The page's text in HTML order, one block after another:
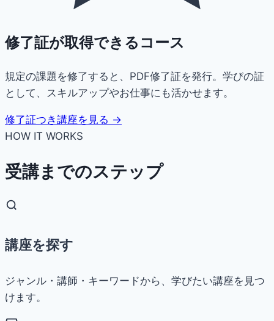
修了証が取得できるコース
規定の課題を修了すると、PDF修了証を発行。学びの証
として、スキルアップやお仕事にも活かせます。
修了証つき講座を見る →
HOW IT WORKS
受講までのステップ
講座を探す
ジャンル・講師・キーワードから、学びたい講座を見つ
けます。